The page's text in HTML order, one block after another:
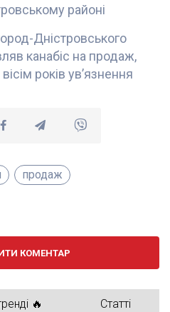
районі
Дністровського
канабіс на продаж,
років ув’язнення
продаж
КОМЕНТАР
🔥 Статті